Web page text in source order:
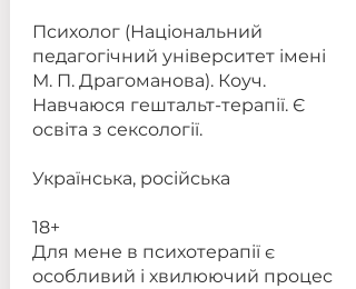
Психолог (Національний
педагогічний університет імені
М. П. Драгоманова). Коуч.
Навчаюся гештальт-терапії. Є
освіта з сексології.
Українська, російська
18+
Для мене в психотерапії є
особливий і хвилюючий процес